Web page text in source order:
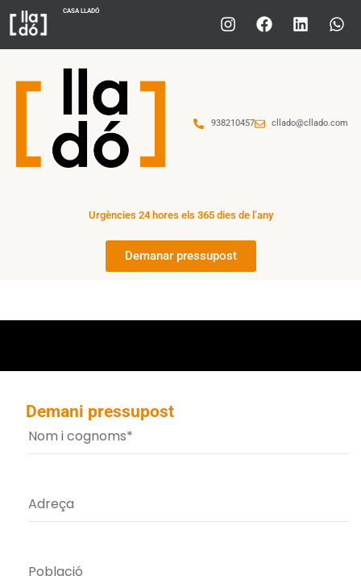
CASA LLADÓ
938210457 cllado@cllado.com
Urgències 24 hores els 365 dies de l’any
Demanar pressupost
Demani pressupost